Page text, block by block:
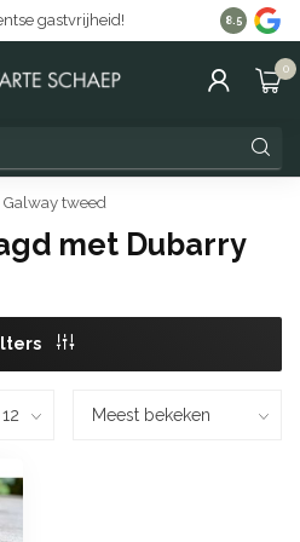
gastvrijheid! Gratis
8.5
0
tweed
met Dubarry